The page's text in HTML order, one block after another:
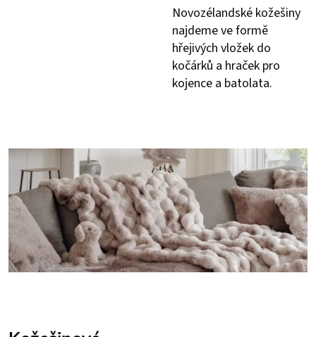
Novozélandské kožešiny
najdeme ve formě
hřejivých vložek do
kočárků a hraček pro
kojence a batolata.